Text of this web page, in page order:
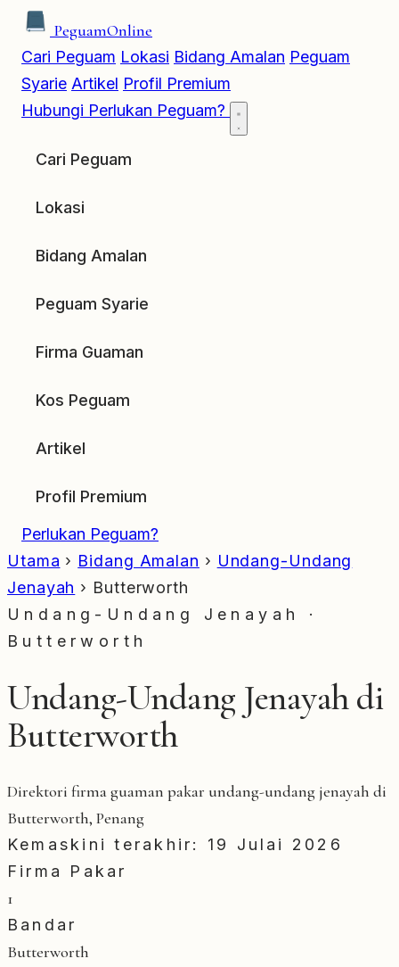
PeguamOnline
Cari Peguam Lokasi Bidang Amalan Peguam
Syarie Artikel Profil Premium
Hubungi Perlukan Peguam?
Cari Peguam
Lokasi
Bidang Amalan
Peguam Syarie
Firma Guaman
Kos Peguam
Artikel
Profil Premium
Perlukan Peguam?
Utama › Bidang Amalan › Undang-Undang
Jenayah › Butterworth
Undang-Undang Jenayah ·
Butterworth
Undang-Undang Jenayah di
Butterworth
Direktori firma guaman pakar undang-undang jenayah di
Butterworth, Penang
Kemaskini terakhir: 19 Julai 2026
Firma Pakar
1
Bandar
Butterworth